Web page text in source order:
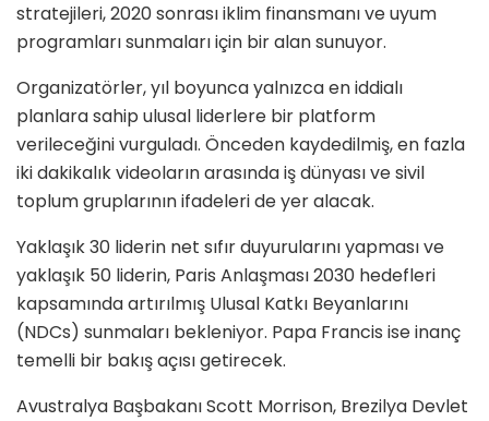
stratejileri, 2020 sonrası iklim finansmanı ve uyum
programları sunmaları için bir alan sunuyor.
Organizatörler, yıl boyunca yalnızca en iddialı
planlara sahip ulusal liderlere bir platform
verileceğini vurguladı. Önceden kaydedilmiş, en fazla
iki dakikalık videoların arasında iş dünyası ve sivil
toplum gruplarının ifadeleri de yer alacak.
Yaklaşık 30 liderin net sıfır duyurularını yapması ve
yaklaşık 50 liderin, Paris Anlaşması 2030 hedefleri
kapsamında artırılmış Ulusal Katkı Beyanlarını
(NDCs) sunmaları bekleniyor. Papa Francis ise inanç
temelli bir bakış açısı getirecek.
Avustralya Başbakanı Scott Morrison, Brezilya Devlet